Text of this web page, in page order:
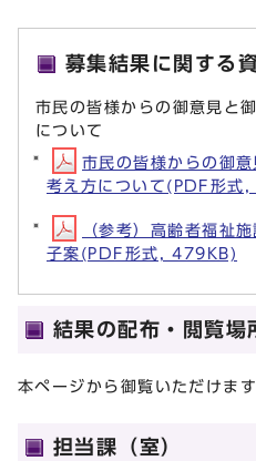
募集結果に関する
市民の皆様からの御意見と
について
市民の皆様からの御
考え方について(PDF形式
（参考）高齢者福祉
子案(PDF形式, 479KB)
結果の配布・閲覧場
本ページから御覧いただけます
担当課（室）